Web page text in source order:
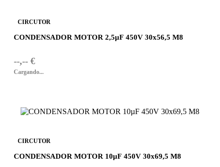
CIRCUTOR
CONDENSADOR MOTOR 2,5µF 450V 30x56,5 M8
--,-- €
Cargando...
CIRCUTOR
CONDENSADOR MOTOR 10µF 450V 30x69,5 M8